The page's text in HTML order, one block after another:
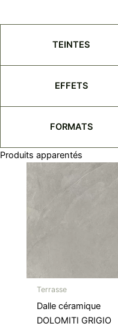
TEINTES
EFFETS
FORMATS
Produits apparentés
Terrasse
Dalle céramique
DOLOMITI GRIGIO